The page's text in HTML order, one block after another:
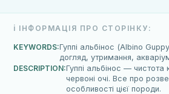
ℹ️ ІНФОРМАЦІЯ ПРО СТОРІНКУ:
KEYWORDS:Гуппі альбінос (Albino
догляд, утримання,
DESCRIPTION:Гуппі альбінос — чистота
червоні очі. Все про
особливості цієї породи.